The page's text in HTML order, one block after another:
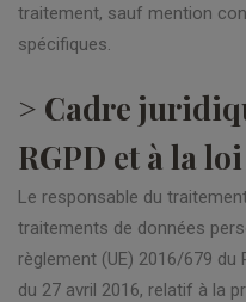
traitement, sauf mention
spécifiques.
> Cadre
RGPD et à la
Le responsable du
traitements de données
règlement (UE) 2016/679
du 27 avril 2016, relatif à la